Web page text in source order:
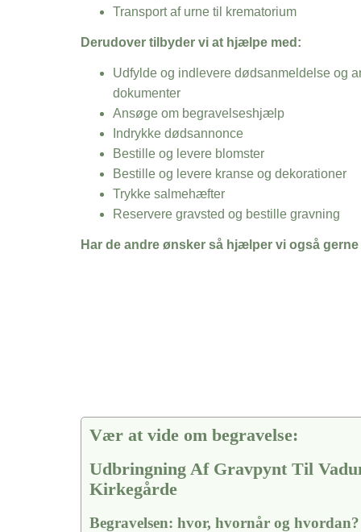
Transport af urne til krematorium
Derudover tilbyder vi at hjælpe med:
Udfylde og indlevere dødsanmeldelse og
dokumenter
Ansøge om begravelseshjælp
Indrykke dødsannonce
Bestille og levere blomster
Bestille og levere kranse og dekorationer
Trykke salmehæfter
Reservere gravsted og bestille gravning
Har de andre ønsker så hjælper vi også gerne
Vær at vide om begravelse:
Udbringning Af Gravpynt Til
Kirkegårde
Begravelsen: hvor, hvornår og hvordan?